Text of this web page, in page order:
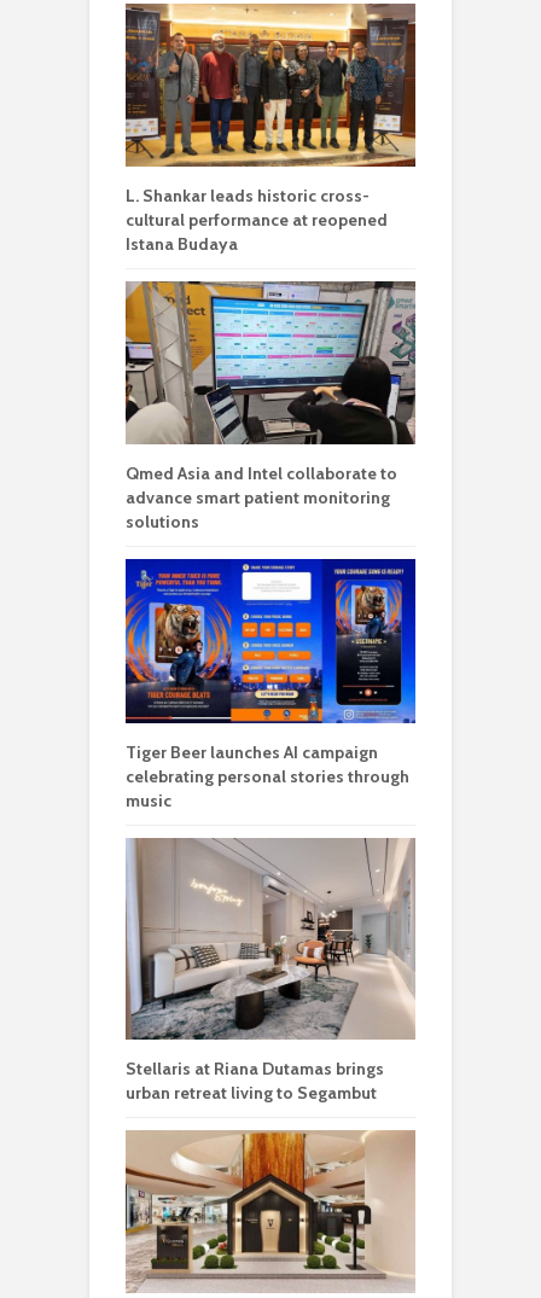
L. Shankar leads historic cross-
cultural performance at reopened
Istana Budaya
Qmed Asia and Intel collaborate to
advance smart patient monitoring
solutions
Tiger Beer launches AI campaign
celebrating personal stories through
music
Stellaris at Riana Dutamas brings
urban retreat living to Segambut